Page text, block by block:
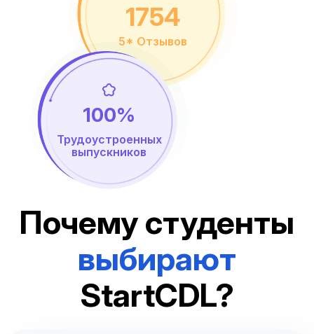
1754
5* Отзывов
100%
Трудоустроенных
выпускников
Почему студенты
выбирают
StartCDL?